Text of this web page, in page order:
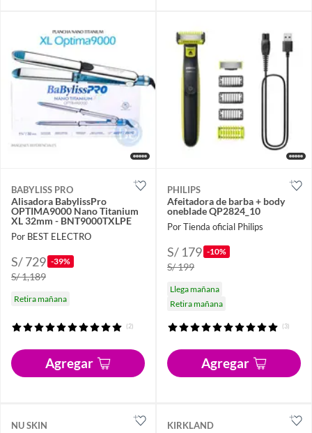
BABYLISS PRO
Alisadora BabylissPro
OPTIMA9000 Nano Titanium
XL 32mm - BNT9000TXLPE
Por BEST ELECTRO
S/ 729 -39%
S/ 1,189
Retira mañana
(2)
Agregar
PHILIPS
Afeitadora de barba + body
oneblade QP2824_10
Por Tienda oficial Philips
S/ 179 -10%
S/ 199
Llega mañana
Retira mañana
(3)
Agregar
NU SKIN KIRKLAND